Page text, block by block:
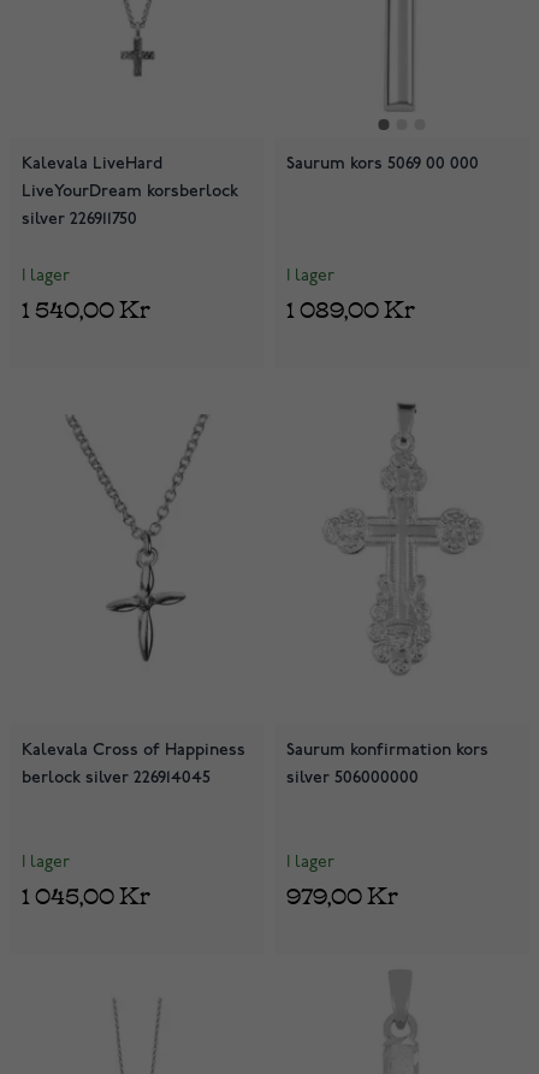
Kalevala LiveHard
LiveYourDream korsberlock
silver 226911750
I lager
1 540,00 Kr
Saurum kors 5069 00 000
I lager
1 089,00 Kr
Kalevala Cross of Happiness
berlock silver 226914045
I lager
1 045,00 Kr
Saurum konfirmation kors
silver 506000000
I lager
979,00 Kr